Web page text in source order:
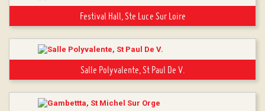
Festival Hall, Ste Luce Sur Loire
Salle Polyvalente, St Paul De V.